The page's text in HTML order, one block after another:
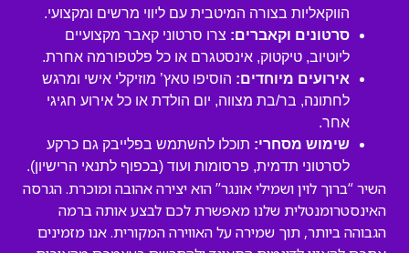
הווקאליות בצורה המיטבית עם ליווי מרשים ומקצועי.
סרטונים וקאברים: צרו סרטוני קאבר מקצועיים
ליוטיוב, טיקטוק, אינסטגרם או כל פלטפורמה אחרת.
אירועים מיוחדים: הוסיפו טאץ’ מוזיקלי אישי ומרגש
לחתונה, בר/בת מצווה, יום הולדת או כל אירוע חגיגי
אחר.
שימוש מסחרי: תוכלו להשתמש בפלייבק גם כרקע
לסרטוני תדמית, פרסומות ועוד (בכפוף לתנאי הרישיון).
השיר “ברוך לוין ושמילי אונגר” הוא יצירה אהובה ומוכרת. הגרסה
האינסטרומנטלית שלנו מאפשרת לכם לבצע אותה ברמה
הגבוהה ביותר, תוך שמירה על האווירה המקורית. אנו מזמינים